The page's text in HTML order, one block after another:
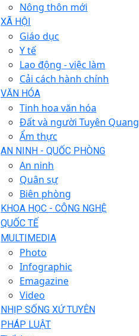
Nông thôn mới
XÃ HỘI
Giáo dục
Y tế
Lao động - việc làm
Cải cách hành chính
VĂN HÓA
Tinh hoa văn hóa
Đất và người Tuyên Quang
Ẩm thực
AN NINH - QUỐC PHÒNG
An ninh
Quân sự
Biên phòng
KHOA HỌC - CÔNG NGHỆ
QUỐC TẾ
MULTIMEDIA
Photo
Infographic
Emagazine
Video
NHỊP SỐNG XỨ TUYÊN
PHÁP LUẬT